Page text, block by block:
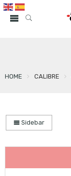
HOME CALIBRE
Sidebar